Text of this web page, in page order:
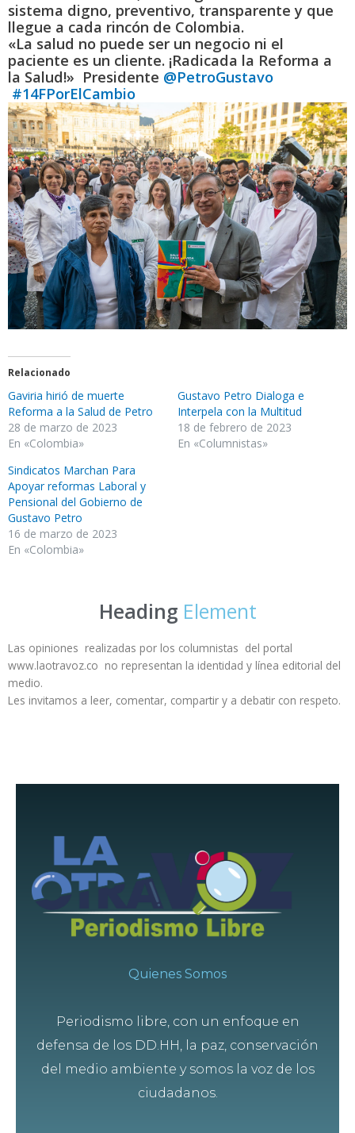
sistema digno, preventivo, transparente y que
llegue a cada rincón de Colombia.
«La salud no puede ser un negocio ni el
paciente es un cliente. ¡Radicada la Reforma a
la Salud!» Presidente @PetroGustavo
#14FPorElCambio
Relacionado
Gaviria hirió de muerte
Reforma a la Salud de Petro
28 de marzo de 2023
En «Colombia»
Gustavo Petro Dialoga e
Interpela con la Multitud
18 de febrero de 2023
En «Columnistas»
Sindicatos Marchan Para
Apoyar reformas Laboral y
Pensional del Gobierno de
Gustavo Petro
16 de marzo de 2023
En «Colombia»
Heading Element
Las opiniones realizadas por los columnistas del portal
www.laotravoz.co no representan la identidad y línea editorial del
medio.
Les invitamos a leer, comentar, compartir y a debatir con respeto.
Quienes Somos
Periodismo libre, con un enfoque en
defensa de los DD.HH, la paz, conservación
del medio ambiente y somos la voz de los
ciudadanos.